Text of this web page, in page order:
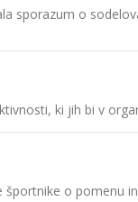
sporazum o
ki jih bi v
o pomenu